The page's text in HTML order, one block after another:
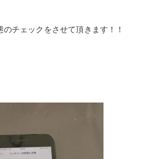
チェックをさせて頂きます！！